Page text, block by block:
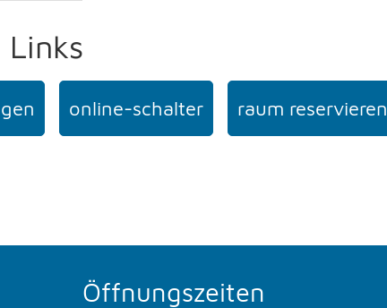
online-schalter raum reservieren
Öffnungszeiten